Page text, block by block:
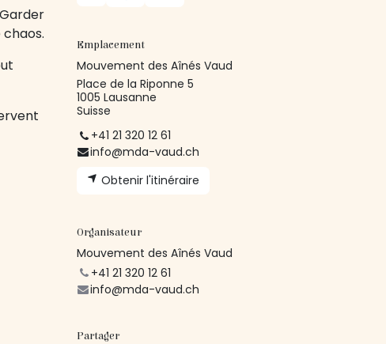
Emplacement
Mouvement des Aînés Vaud
Place de la Riponne 5
1005 Lausanne
Suisse
+41 21 320 12 61
info@mda-vaud.ch
Obtenir l'itinéraire
Organisateur
Mouvement des Aînés Vaud
+41 21 320 12 61
info@mda-vaud.ch
Partager